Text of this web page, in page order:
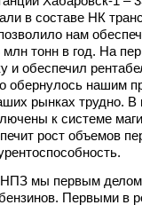
в составе НК
нам
млн тонн в год. На
и обеспечил
обернулось нашим
рынках трудно.
к системе
рост объемов
мы первым делом
Первыми в